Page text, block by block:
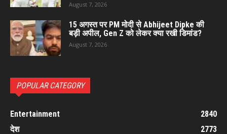
August 7, 2026
15 अगस्त पर PM मोदी से Abhijeet Dipke की
बड़ी अपील, Gen Z को लेकर क्या रखी डिमांड?
August 7, 2026
POPULAR CATEGORY
Entertainment
2840
देश
2773